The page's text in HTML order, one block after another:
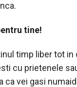
tine!
timp liber tot
cu prietenele
ca vei gasi